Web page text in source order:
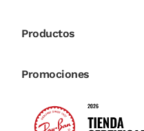
Productos
Promociones